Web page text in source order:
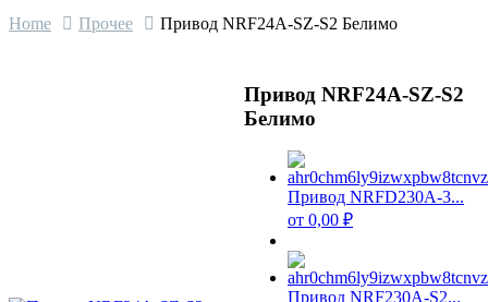
Home Прочее Привод NRF24A-SZ-S2 Белимо
Привод NRF24A-SZ-S2
Белимо
Привод NRFD230A-3...
от 0,00 ₽
Привод NRF230A-S2...